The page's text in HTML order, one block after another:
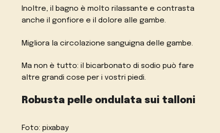
Inoltre, il bagno è molto rilassante e contrasta
anche il gonfiore e il dolore alle gambe.
Migliora la circolazione sanguigna delle gambe.
Ma non è tutto: il bicarbonato di sodio può fare
altre grandi cose per i vostri piedi.
Robusta pelle ondulata sui talloni
Foto: pixabay